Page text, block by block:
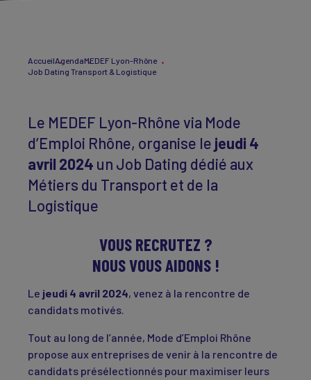
AccueilAgendaMEDEF Lyon-Rhône
Job Dating Transport & Logistique
Le MEDEF Lyon-Rhône via Mode
d’Emploi Rhône, organise le jeudi 4
avril 2024 un Job Dating dédié aux
Métiers du Transport et de la
Logistique
VOUS RECRUTEZ ?
NOUS VOUS AIDONS !
Le jeudi 4 avril 2024, venez à la rencontre de
candidats motivés.
Tout au long de l’année, Mode d’Emploi Rhône
propose aux entreprises de venir à la rencontre de
candidats présélectionnés pour maximiser leurs